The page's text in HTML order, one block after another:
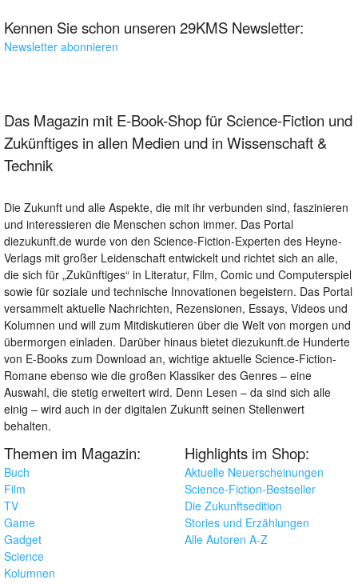
Kennen Sie schon unseren 29KMS Newsletter:
Newsletter abonnieren
Das Magazin mit E-Book-Shop für Science-Fiction und
Zukünftiges in allen Medien und in Wissenschaft &
Technik
Die Zukunft und alle Aspekte, die mit ihr verbunden sind, faszinieren
und interessieren die Menschen schon immer. Das Portal
diezukunft.de wurde von den Science-Fiction-Experten des Heyne-
Verlags mit großer Leidenschaft entwickelt und richtet sich an alle,
die sich für „Zukünftiges“ in Literatur, Film, Comic und Computerspiel
sowie für soziale und technische Innovationen begeistern. Das Portal
versammelt aktuelle Nachrichten, Rezensionen, Essays, Videos und
Kolumnen und will zum Mitdiskutieren über die Welt von morgen und
übermorgen einladen. Darüber hinaus bietet diezukunft.de Hunderte
von E-Books zum Download an, wichtige aktuelle Science-Fiction-
Romane ebenso wie die großen Klassiker des Genres – eine
Auswahl, die stetig erweitert wird. Denn Lesen – da sind sich alle
einig – wird auch in der digitalen Zukunft seinen Stellenwert
behalten.
Themen im Magazin:
Buch
Film
TV
Game
Gadget
Science
Kolumnen
Highlights im Shop:
Aktuelle Neuerscheinungen
Science-Fiction-Bestseller
Die Zukunftsedition
Stories und Erzählungen
Alle Autoren A-Z